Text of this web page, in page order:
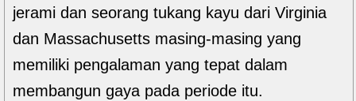
jerami dan seorang tukang kayu dari Virginia
dan Massachusetts masing-masing yang
memiliki pengalaman yang tepat dalam
membangun gaya pada periode itu.